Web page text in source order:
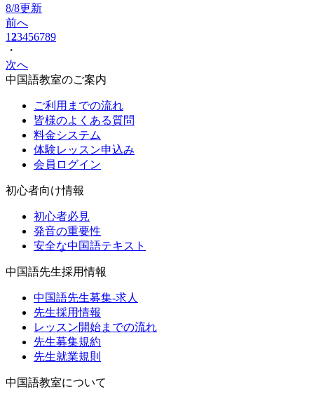
8/8更新
前へ
123456789
・
次へ
中国語教室のご案内
ご利用までの流れ
皆様のよくある質問
料金システム
体験レッスン申込み
会員ログイン
初心者向け情報
初心者必見
発音の重要性
安全な中国語テキスト
中国語先生採用情報
中国語先生募集-求人
先生採用情報
レッスン開始までの流れ
先生募集規約
先生就業規則
中国語教室について